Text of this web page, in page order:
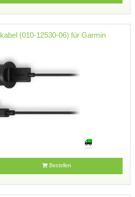
(010-12530-06) für Garmin
Bestellen